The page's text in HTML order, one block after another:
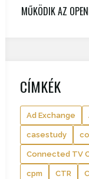
MŰKÖDIK AZ
CÍMKÉK
Ad Exchange
casestudy
Connected TV
cpm CTR